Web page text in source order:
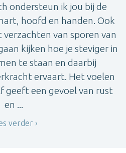
ondersteun ik jou bij de
hoofd en handen. Ook
van sporen van
kijken hoe je steviger in
te staan en daarbij
ervaart. Het voelen
geeft een gevoel van rust
en ...
verder